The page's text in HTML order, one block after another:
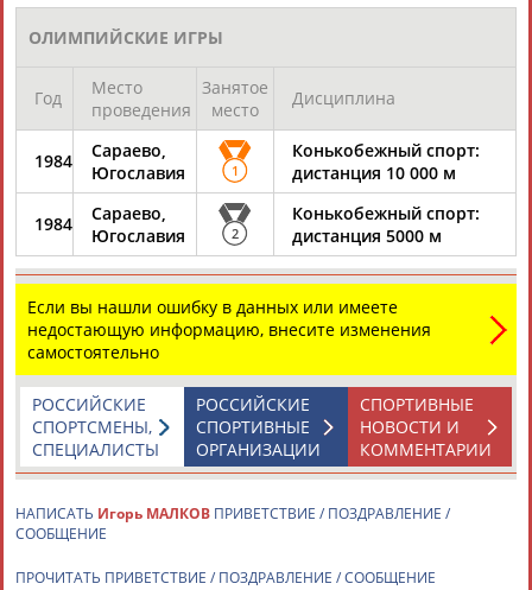
Вопросы сотрудничества и совместной деятельности
Стадион, 1998-2026
Разработка и поддержка ООО НАИТ «Стадион»
Адресов в новостной рассылке: 996
Подпишись
ОЛИМПИЙСКИЕ ИГРЫ
Год
Место
проведения
Занятое
место
Дисциплина
1984
Сараево,
Югославия
1
Конькобежный спорт:
дистанция 10 000 м
1984
Сараево,
Югославия
2
Конькобежный спорт:
дистанция 5000 м
Если вы нашли ошибку в данных или имеете
недостающую информацию, внесите изменения
самостоятельно
СПОРТИВНЫЕ
НОВОСТИ И
КОММЕНТАРИИ
РОССИЙСКИЕ
СПОРТИВНЫЕ
ОРГАНИЗАЦИИ
РОССИЙСКИЕ
СПОРТСМЕНЫ,
СПЕЦИАЛИСТЫ
НАПИСАТЬ Игорь МАЛКОВ ПРИВЕТСТВИЕ / ПОЗДРАВЛЕНИЕ /
СООБЩЕНИЕ
ПРОЧИТАТЬ ПРИВЕТСТВИЕ / ПОЗДРАВЛЕНИЕ / СООБЩЕНИЕ